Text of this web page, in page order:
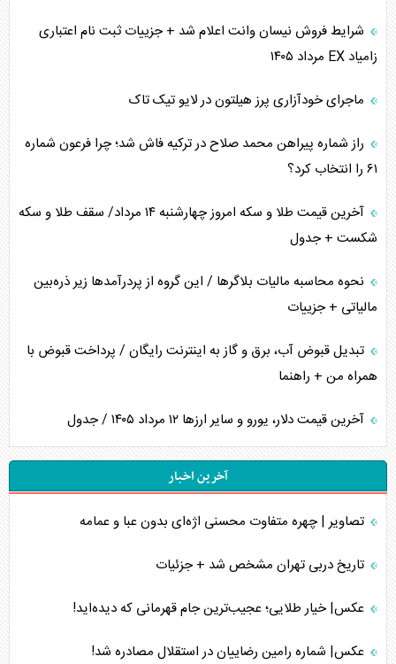
شرایط فروش نیسان وانت اعلام شد + جزییات ثبت نام اعتباری
زامیاد EX مرداد ۱۴۰۵
ماجرای خودآزاری پرز هیلتون در لایو تیک تاک
راز شماره پیراهن محمد صلاح در ترکیه فاش شد؛ چرا فرعون شماره
۶۱ را انتخاب کرد؟
آخرین قیمت طلا و سکه امروز چهارشنبه ۱۴ مرداد/ سقف طلا و سکه
شکست + جدول
نحوه محاسبه مالیات بلاگر‌ها / این گروه از پردرآمد‌ها زیر ذره‌بین
مالیاتی + جزییات
تبدیل قبوض آب، برق و گاز به اینترنت رایگان / پرداخت قبوض با
همراه من + راهنما
آخرین قیمت دلار، یورو و سایر ارز‌ها ۱۲ مرداد ۱۴۰۵ / جدول
آخرین اخبار
تصاویر | چهره متفاوت محسنی اژه‌ای بدون عبا و عمامه
تاریخ دربی تهران مشخص شد + جزئیات
عکس| خیار طلایی؛ عجیب‌ترین جام قهرمانی که دیده‌اید!
عکس| شماره رامین رضاییان در استقلال مصادره شد!